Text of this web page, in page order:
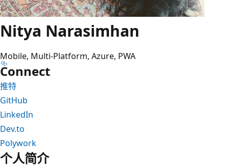
Nitya Narasimhan
Mobile, Multi-Platform, Azure, PWA
Connect
推特
GitHub
LinkedIn
Dev.to
Polywork
个人简介